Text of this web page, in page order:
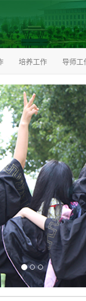
培养工作 导师工